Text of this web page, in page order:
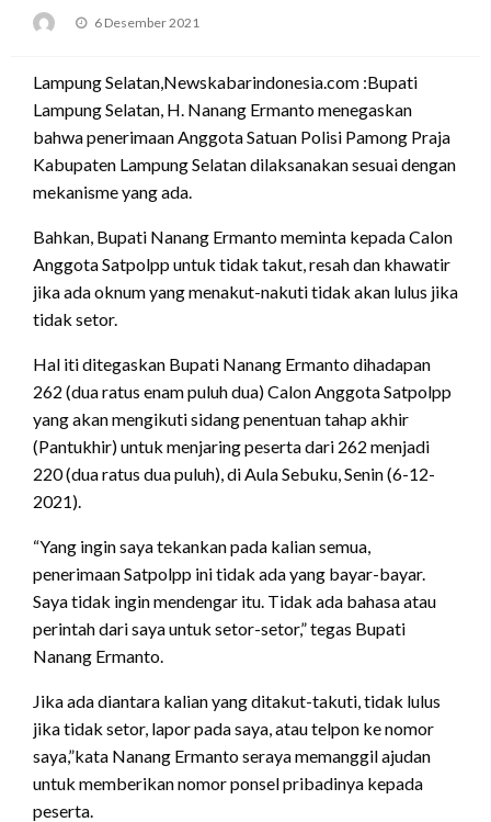
Posted
6 Desember 2021
Lampung Selatan,Newskabarindonesia.com :Bupati
Lampung Selatan, H. Nanang Ermanto menegaskan
bahwa penerimaan Anggota Satuan Polisi Pamong Praja
Kabupaten Lampung Selatan dilaksanakan sesuai dengan
mekanisme yang ada.
Bahkan, Bupati Nanang Ermanto meminta kepada Calon
Anggota Satpolpp untuk tidak takut, resah dan khawatir
jika ada oknum yang menakut-nakuti tidak akan lulus jika
tidak setor.
Hal iti ditegaskan Bupati Nanang Ermanto dihadapan
262 (dua ratus enam puluh dua) Calon Anggota Satpolpp
yang akan mengikuti sidang penentuan tahap akhir
(Pantukhir) untuk menjaring peserta dari 262 menjadi
220 (dua ratus dua puluh), di Aula Sebuku, Senin (6-12-
2021).
“Yang ingin saya tekankan pada kalian semua,
penerimaan Satpolpp ini tidak ada yang bayar-bayar.
Saya tidak ingin mendengar itu. Tidak ada bahasa atau
perintah dari saya untuk setor-setor,” tegas Bupati
Nanang Ermanto.
Jika ada diantara kalian yang ditakut-takuti, tidak lulus
jika tidak setor, lapor pada saya, atau telpon ke nomor
saya,”kata Nanang Ermanto seraya memanggil ajudan
untuk memberikan nomor ponsel pribadinya kepada
peserta.